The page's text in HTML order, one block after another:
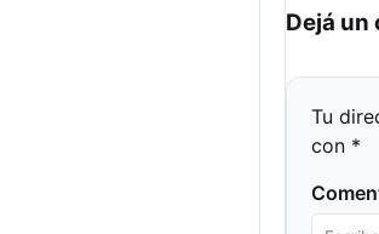
Dejá un
Tu
con *